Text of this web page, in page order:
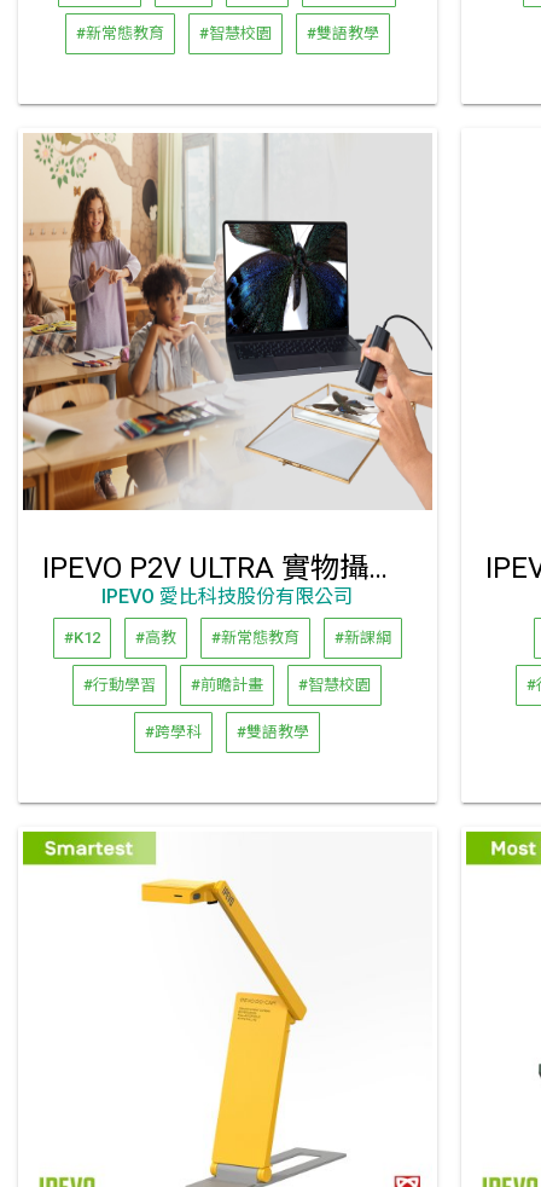
#新常態教育 #智慧校園 #雙語教學
IPEVO P2V ULTRA 實物攝影機
IPEVO 愛比科技股份有限公司
#K12 #高教 #新常態教育 #新課綱
#行動學習 #前瞻計畫 #智慧校園
#跨學科 #雙語教學
#